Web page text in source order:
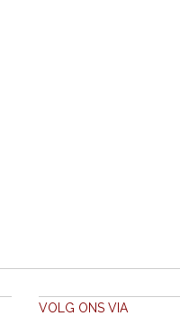
VOLG ONS VIA